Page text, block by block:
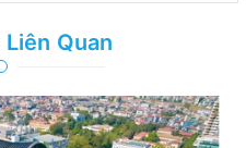
Liên Quan